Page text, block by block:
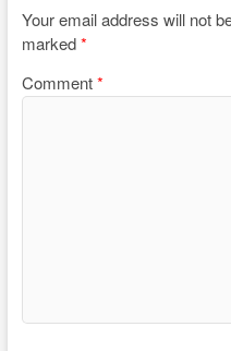
Your email address will not
marked*
Comment*